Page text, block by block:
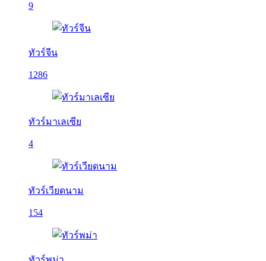
9
ทัวร์จีน
1286
ทัวร์มาเลเซีย
4
ทัวร์เวียดนาม
154